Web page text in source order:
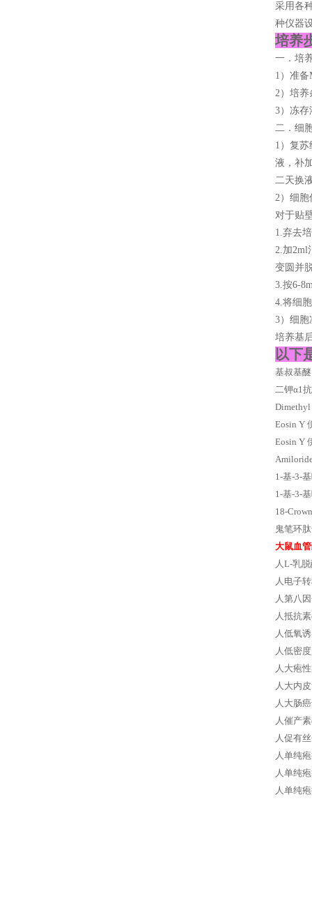
采用各
种仪器
培养
一．培
1）准备
2）培养
3）冻存
二．细
1）复
液，补
二天换
2）细胞
对于贴
1.弃去
2.加2ml
变圆并
3.按6-
4.将细
3）细胞
培养基
以下
基叔基
二钾α1
Dimethyl
Eosin Y
Eosin Y
1-基-3-
1-基-3-
18-
鬼笔环
大鼠血
人L-乳
人电子
人第八
人抵抗
人低氧
人低密
人大疱
人大内
人大肠
人催产
人促有
人单纯
人单纯
人单纯